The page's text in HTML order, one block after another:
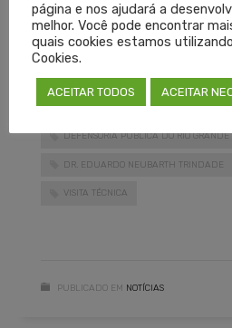
dos conceitos de
atendimento às demandas
Cremers.
DEFENSORIA PÚBLICA DO RIO
DR. EDUARDO NEUBARTH TRINDADE
VISITA TÉCNICA
PUBLICADO EM NOTÍCIAS
página e nos ajudará a
melhor. Você pode encontrar
quais cookies estamos
Cookies.
ACEITAR TODOS ACEITAR